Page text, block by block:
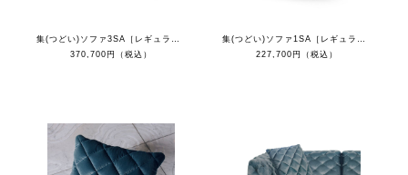
集(つどい)ソファ3SA［レギュラーカラー］
370,700円（税込）
集(つどい)ソファ1SA［レギュラーカラー］
227,700円（税込）